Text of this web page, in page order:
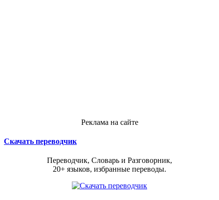
Реклама на сайте
Скачать переводчик
Переводчик, Словарь и Разговорник,
20+ языков, избранные переводы.